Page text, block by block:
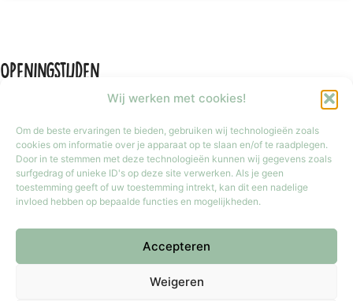
Wij werken met cookies!
Om de beste ervaringen te bieden, gebruiken wij technologieën zoals
cookies om informatie over je apparaat op te slaan en/of te raadplegen.
Door in te stemmen met deze technologieën kunnen wij gegevens zoals
surfgedrag of unieke ID's op deze site verwerken. Als je geen
toestemming geeft of uw toestemming intrekt, kan dit een nadelige
invloed hebben op bepaalde functies en mogelijkheden.
Accepteren
Weigeren
Openingstijden
Maandag
Gesloten
Dinsdag t/m vrijdag
9:30 tot 17:30
9:30 tot 17:00
Zondag
Iedere laatste zondag van de maand van 12:00 tot 17:00 geopend.
Copyright © 2026 Meester Mokka - Kinderboekenwinkel